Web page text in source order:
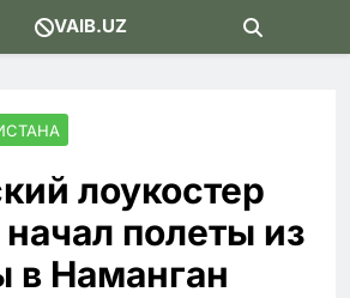
VAIB.UZ
лоукостер
полеты из
Наманган